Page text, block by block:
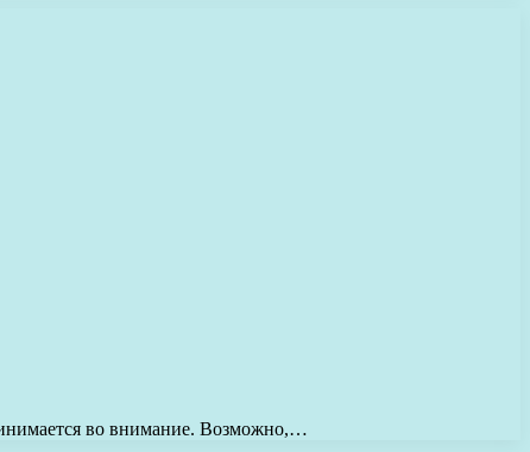
во внимание. Возможно,…